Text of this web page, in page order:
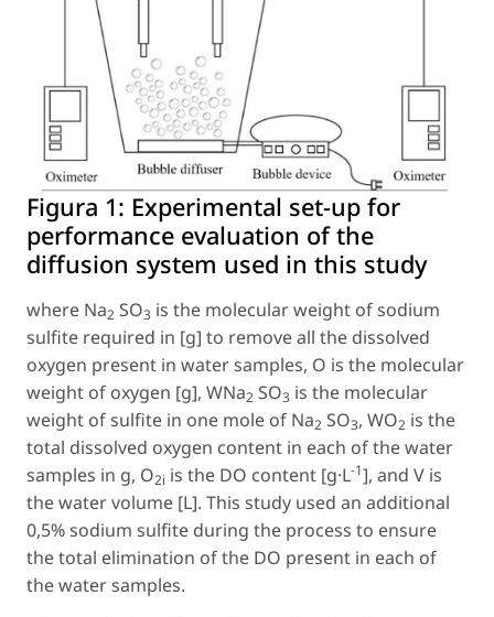
Figura 1: Experimental set-up for
performance evaluation of the
diffusion system used in this study
where Na2 SO3 is the molecular weight of sodium
sulfite required in [g] to remove all the dissolved
oxygen present in water samples, O is the molecular
weight of oxygen [g], WNa2 SO3 is the molecular
weight of sulfite in one mole of Na2 SO3, WO2 is the
total dissolved oxygen content in each of the water
samples in g, O2i is the DO content [g·L-1], and V is
the water volume [L]. This study used an additional
0,5% sodium sulfite during the process to ensure
the total elimination of the DO present in each of
the water samples.